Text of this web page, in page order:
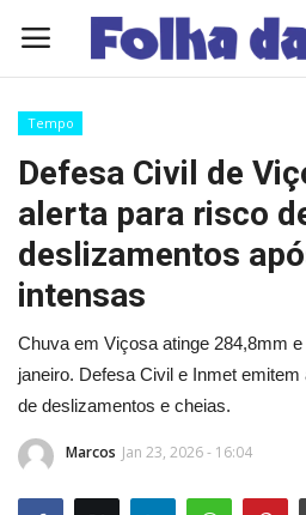
Quem Somos
Como Anunciar
Contato
Eleições 2026
Edições Diárias - NOTÍCIAS DO
Polícia/Acidente
Tempo
Defesa Civil de
alerta para risco
deslizamentos
intensas
Chuva em Viçosa atinge 284,8mm
janeiro. Defesa Civil e Inmet
de deslizamentos e cheias.
Marcos Jan 23, 2026 - 16:04